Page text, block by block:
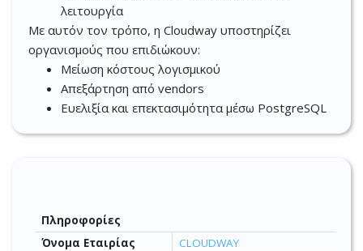
λειτουργία
Με αυτόν τον τρόπο, η Cloudway υποστηρίζει
οργανισμούς που επιδιώκουν:
Μείωση κόστους λογισμικού
Απεξάρτηση από vendors
Ευελιξία και επεκτασιμότητα μέσω PostgreSQL
Πληροφορίες
Όνομα Εταιρίας
CLOUDWAY